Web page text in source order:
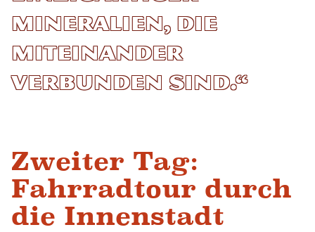
Mineralien, die
miteinander
verbunden sind.“
Zweiter Tag:
Fahrradtour durch
die Innenstadt